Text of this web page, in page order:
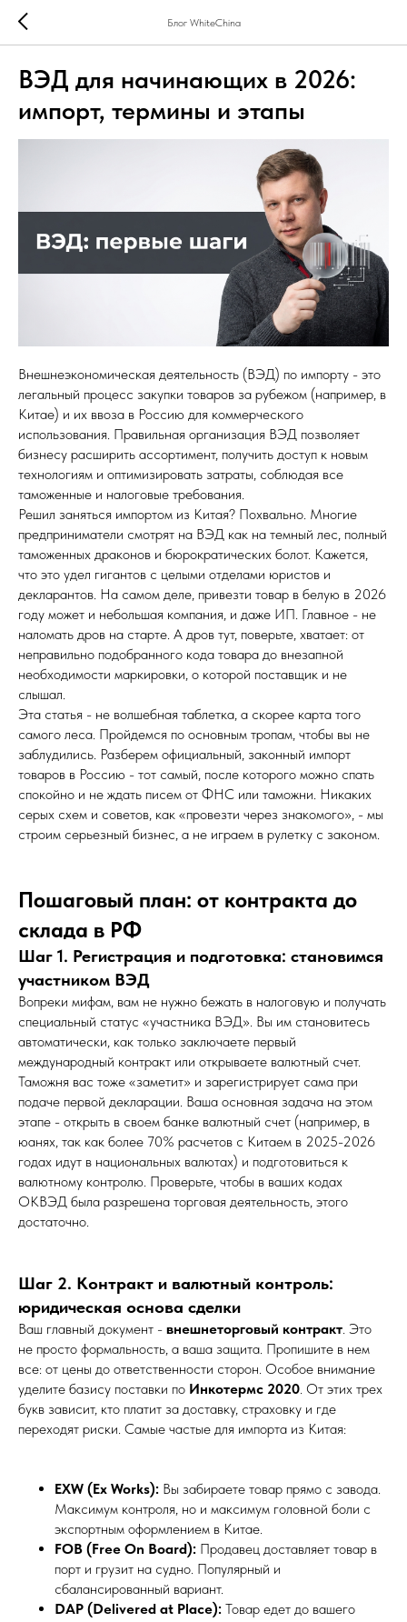
Блог WhiteChina
ВЭД для начинающих в 2026:
импорт, термины и этапы
Внешнеэкономическая деятельность (ВЭД) по импорту - это
легальный процесс закупки товаров за рубежом (например, в
Китае) и их ввоза в Россию для коммерческого
использования. Правильная организация ВЭД позволяет
бизнесу расширить ассортимент, получить доступ к новым
технологиям и оптимизировать затраты, соблюдая все
таможенные и налоговые требования.
Решил заняться импортом из Китая? Похвально. Многие
предприниматели смотрят на ВЭД как на темный лес, полный
таможенных драконов и бюрократических болот. Кажется,
что это удел гигантов с целыми отделами юристов и
декларантов. На самом деле, привезти товар в белую в 2026
году может и небольшая компания, и даже ИП. Главное - не
наломать дров на старте. А дров тут, поверьте, хватает: от
неправильно подобранного кода товара до внезапной
необходимости маркировки, о которой поставщик и не
слышал.
Эта статья - не волшебная таблетка, а скорее карта того
самого леса. Пройдемся по основным тропам, чтобы вы не
заблудились. Разберем официальный, законный импорт
товаров в Россию - тот самый, после которого можно спать
спокойно и не ждать писем от ФНС или таможни. Никаких
серых схем и советов, как «провезти через знакомого», - мы
строим серьезный бизнес, а не играем в рулетку с законом.
Пошаговый план: от контракта до
склада в РФ
Шаг 1. Регистрация и подготовка: становимся
участником ВЭД
Вопреки мифам, вам не нужно бежать в налоговую и получать
специальный статус «участника ВЭД». Вы им становитесь
автоматически, как только заключаете первый
международный контракт или открываете валютный счет.
Таможня вас тоже «заметит» и зарегистрирует сама при
подаче первой декларации. Ваша основная задача на этом
этапе - открыть в своем банке валютный счет (например, в
юанях, так как более 70% расчетов с Китаем в 2025-2026
годах идут в национальных валютах) и подготовиться к
валютному контролю. Проверьте, чтобы в ваших кодах
ОКВЭД была разрешена торговая деятельность, этого
достаточно.
Шаг 2. Контракт и валютный контроль:
юридическая основа сделки
Ваш главный документ - внешнеторговый контракт . Это
не просто формальность, а ваша защита. Пропишите в нем
все: от цены до ответственности сторон. Особое внимание
уделите базису поставки по Инкотермс 2020 . От этих трех
букв зависит, кто платит за доставку, страховку и где
переходят риски. Самые частые для импорта из Китая:
EXW (Ex Works): Вы забираете товар прямо с завода.
Максимум контроля, но и максимум головной боли с
экспортным оформлением в Китае.
FOB (Free On Board): Продавец доставляет товар в
порт и грузит на судно. Популярный и
сбалансированный вариант.
DAP (Delivered at Place): Товар едет до вашего